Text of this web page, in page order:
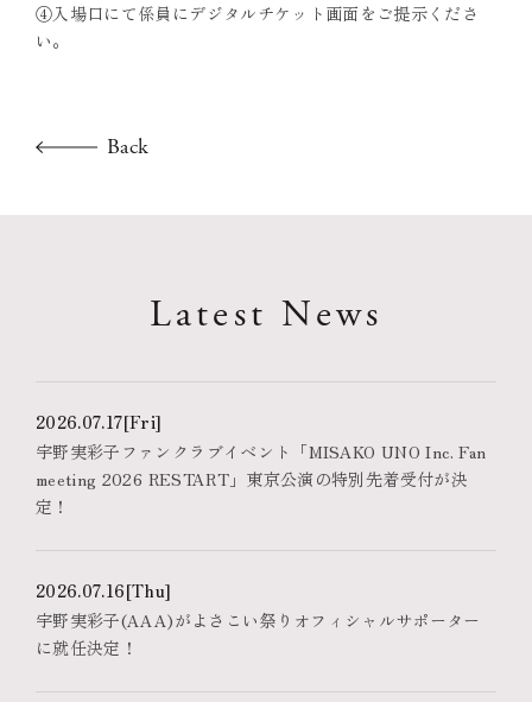
④入場口にて係員にデジタルチケット画面をご提示くださ
い。
Back
Latest News
2026.07.17[Fri]
宇野実彩子ファンクラブイベント「MISAKO UNO Inc. Fan
meeting 2026 RESTART」東京公演の特別先着受付が決
定！
2026.07.16[Thu]
宇野実彩子(AAA)がよさこい祭りオフィシャルサポーター
に就任決定！